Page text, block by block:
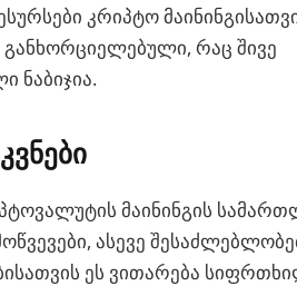
კრიპტო
რაც შივე
ნაბიჯია.
მაინინგის
ასევე
ეს ვითარება